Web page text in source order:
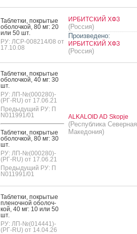
Таб­летки, пок­ры­тые
обо­лоч­кой, 80 мг: 20
или 50 шт.
РУ: ЛСР-008214/08 от
17.10.08
ИРБИТСКИЙ ХФЗ
(Россия)
Произведено:
ИРБИТСКИЙ ХФЗ
(Россия)
Таб­летки, пок­ры­тые
обо­лоч­кой, 40 мг: 30
шт.
РУ: ЛП-№(000280)-
(РГ-RU) от 17.06.21
Предыдущий РУ: П
N011991/01
Таб­летки, пок­ры­тые
обо­лоч­кой, 80 мг: 30
шт.
РУ: ЛП-№(000280)-
(РГ-RU) от 17.06.21
Предыдущий РУ: П
N011991/01
ALKALOID AD Skopje
(Республика Северная
Македония)
Таб­летки, пок­ры­тые
пле­ноч­ной обо­лоч­
кой, 40 мг: 10 или 50
шт.
РУ: ЛП-№(014441)-
(РГ-RU) от 14.04.26